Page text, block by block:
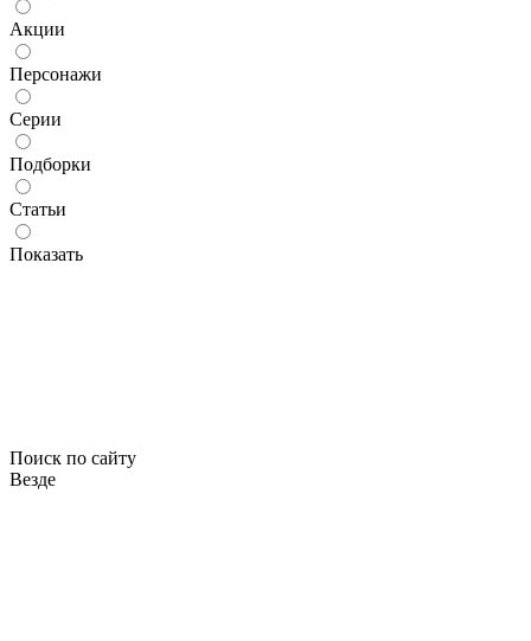
Акции
Персонажи
Серии
Подборки
Статьи
Показать
Поиск по сайту
Везде